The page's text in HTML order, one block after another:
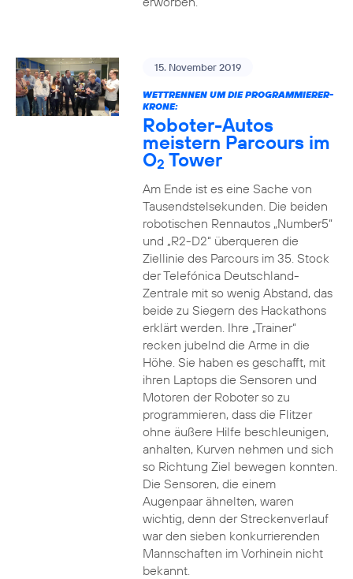
15. November 2019
WETTRENNEN UM DIE PROGRAMMIERER-
KRONE:
Roboter-Autos
meistern Parcours im
O2 Tower
Am Ende ist es eine Sache von
Tausendstelsekunden. Die beiden
robotischen Rennautos „Number5“
und „R2-D2“ überqueren die
Ziellinie des Parcours im 35. Stock
der Telefónica Deutschland-
Zentrale mit so wenig Abstand, das
beide zu Siegern des Hackathons
erklärt werden. Ihre „Trainer“
recken jubelnd die Arme in die
Höhe. Sie haben es geschafft, mit
ihren Laptops die Sensoren und
Motoren der Roboter so zu
programmieren, dass die Flitzer
ohne äußere Hilfe beschleunigen,
anhalten, Kurven nehmen und sich
so Richtung Ziel bewegen konnten.
Die Sensoren, die einem
Augenpaar ähnelten, waren
wichtig, denn der Streckenverlauf
war den sieben konkurrierenden
Mannschaften im Vorhinein nicht
bekannt.